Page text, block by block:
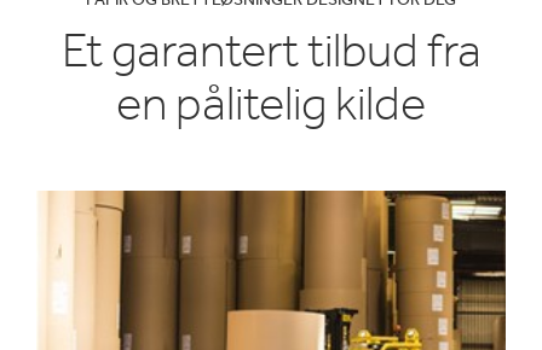
Et garantert tilbud fra
en pålitelig kilde